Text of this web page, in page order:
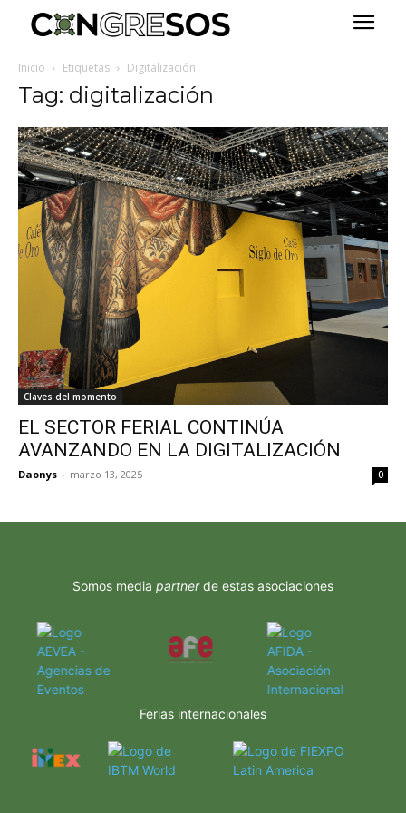
Inicio Etiquetas Digitalización
Tag: digitalización
Claves del momento
EL SECTOR FERIAL CONTINÚA
AVANZANDO EN LA DIGITALIZACIÓN
Daonys - marzo 13, 2025 0
Somos media partnerde estas asociaciones
Ferias internacionales